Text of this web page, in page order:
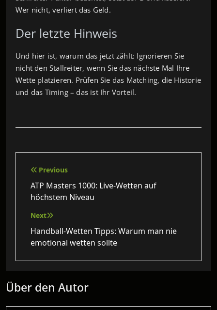
Wer nicht, verliert das Geld.
Der letzte Hinweis
Und hier ist, warum das jetzt zählt: Ignorieren Sie
nicht den Stallreiter, wenn Sie das nächste Mal Ihre
Wette platzieren. Prüfen Sie das Matching, die Historie
und das Timing – das ist Ihr Vorteil.
Beitragsnavigation
Previous
ATP Masters 1000: Live-Wetten auf
höchstem Niveau
Next
Handball-Wetten Tipps: Warum man nie
emotional wetten sollte
Über den Autor